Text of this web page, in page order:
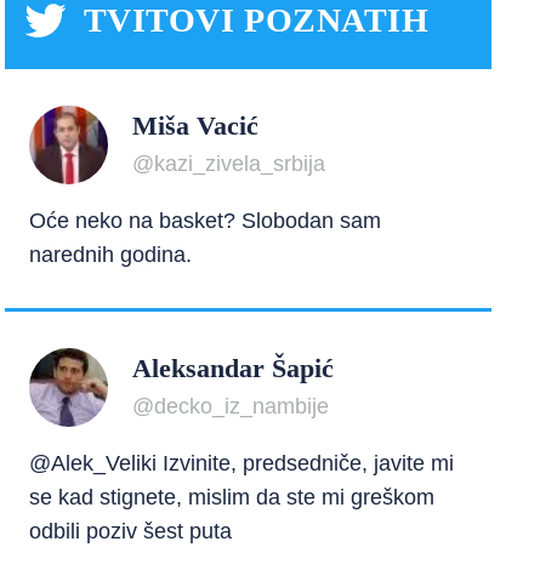
TVITOVI POZNATIH
Miša Vacić
@kazi_zivela_srbija
Oće neko na basket? Slobodan sam
narednih godina.
Aleksandar Šapić
@decko_iz_nambije
@Alek_Veliki Izvinite, predsedniče, javite mi
se kad stignete, mislim da ste mi greškom
odbili poziv šest puta